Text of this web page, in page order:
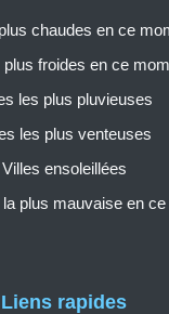
Liens rapides
chaudes en ce
plus froides en ce
les plus pluvieuses
les plus venteuses
Villes ensoleillées
plus mauvaise en